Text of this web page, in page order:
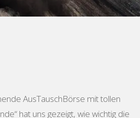
AusTauschBörse mit tollen
hat uns gezeigt, wie wichtig die